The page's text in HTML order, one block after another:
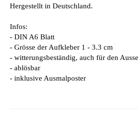
Hergestellt in Deutschland.
Infos:
- DIN A6 Blatt
- Grösse der Aufkleber 1 - 3.3 cm
- witterungsbeständig, auch für den
- ablösbar
- inklusive Ausmalposter